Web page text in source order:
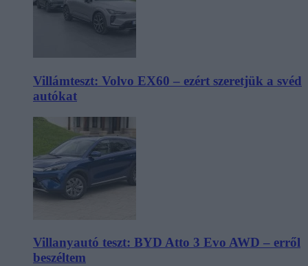
Villámteszt: Volvo EX60 – ezért szeretjük a svéd
autókat
Villanyautó teszt: BYD Atto 3 Evo AWD – erről
beszéltem